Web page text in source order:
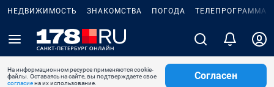
НЕДВИЖИМОСТЬ ЗНАКОМСТВА ПОГОДА ТЕЛЕПРОГРАММА
На информационном ресурсе применяются cookie-
файлы. Оставаясь на сайте, вы подтверждаете свое
согласиена их использование.
Согласен